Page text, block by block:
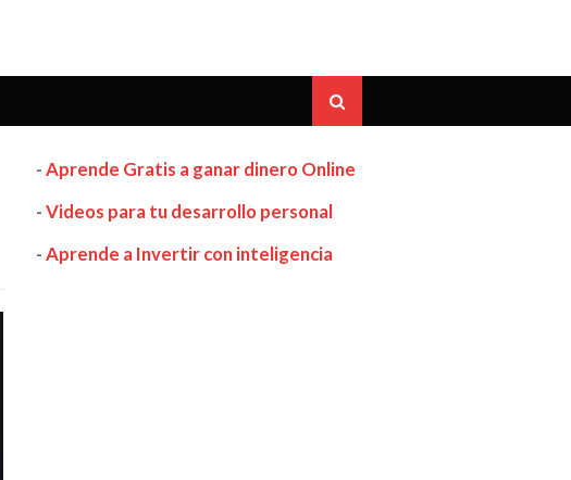
-Aprende Gratis a ganar dinero Online
-Videos para tu desarrollo personal
-Aprende a Invertir con inteligencia